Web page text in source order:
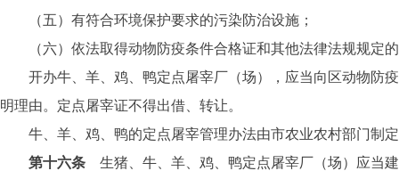
（五）有符合环境保护要求的污染防治设施；
（六）依法取得动物防疫条件合格证和其他法律法规规定
开办牛、羊、鸡、鸭定点屠宰厂（场），应当向区动物防疫
明理由。定点屠宰证不得出借、转让。
牛、羊、鸡、鸭的定点屠宰管理办法由市农业农村部门制
第十六条 生猪、牛、羊、鸡、鸭定点屠宰厂（场）应当